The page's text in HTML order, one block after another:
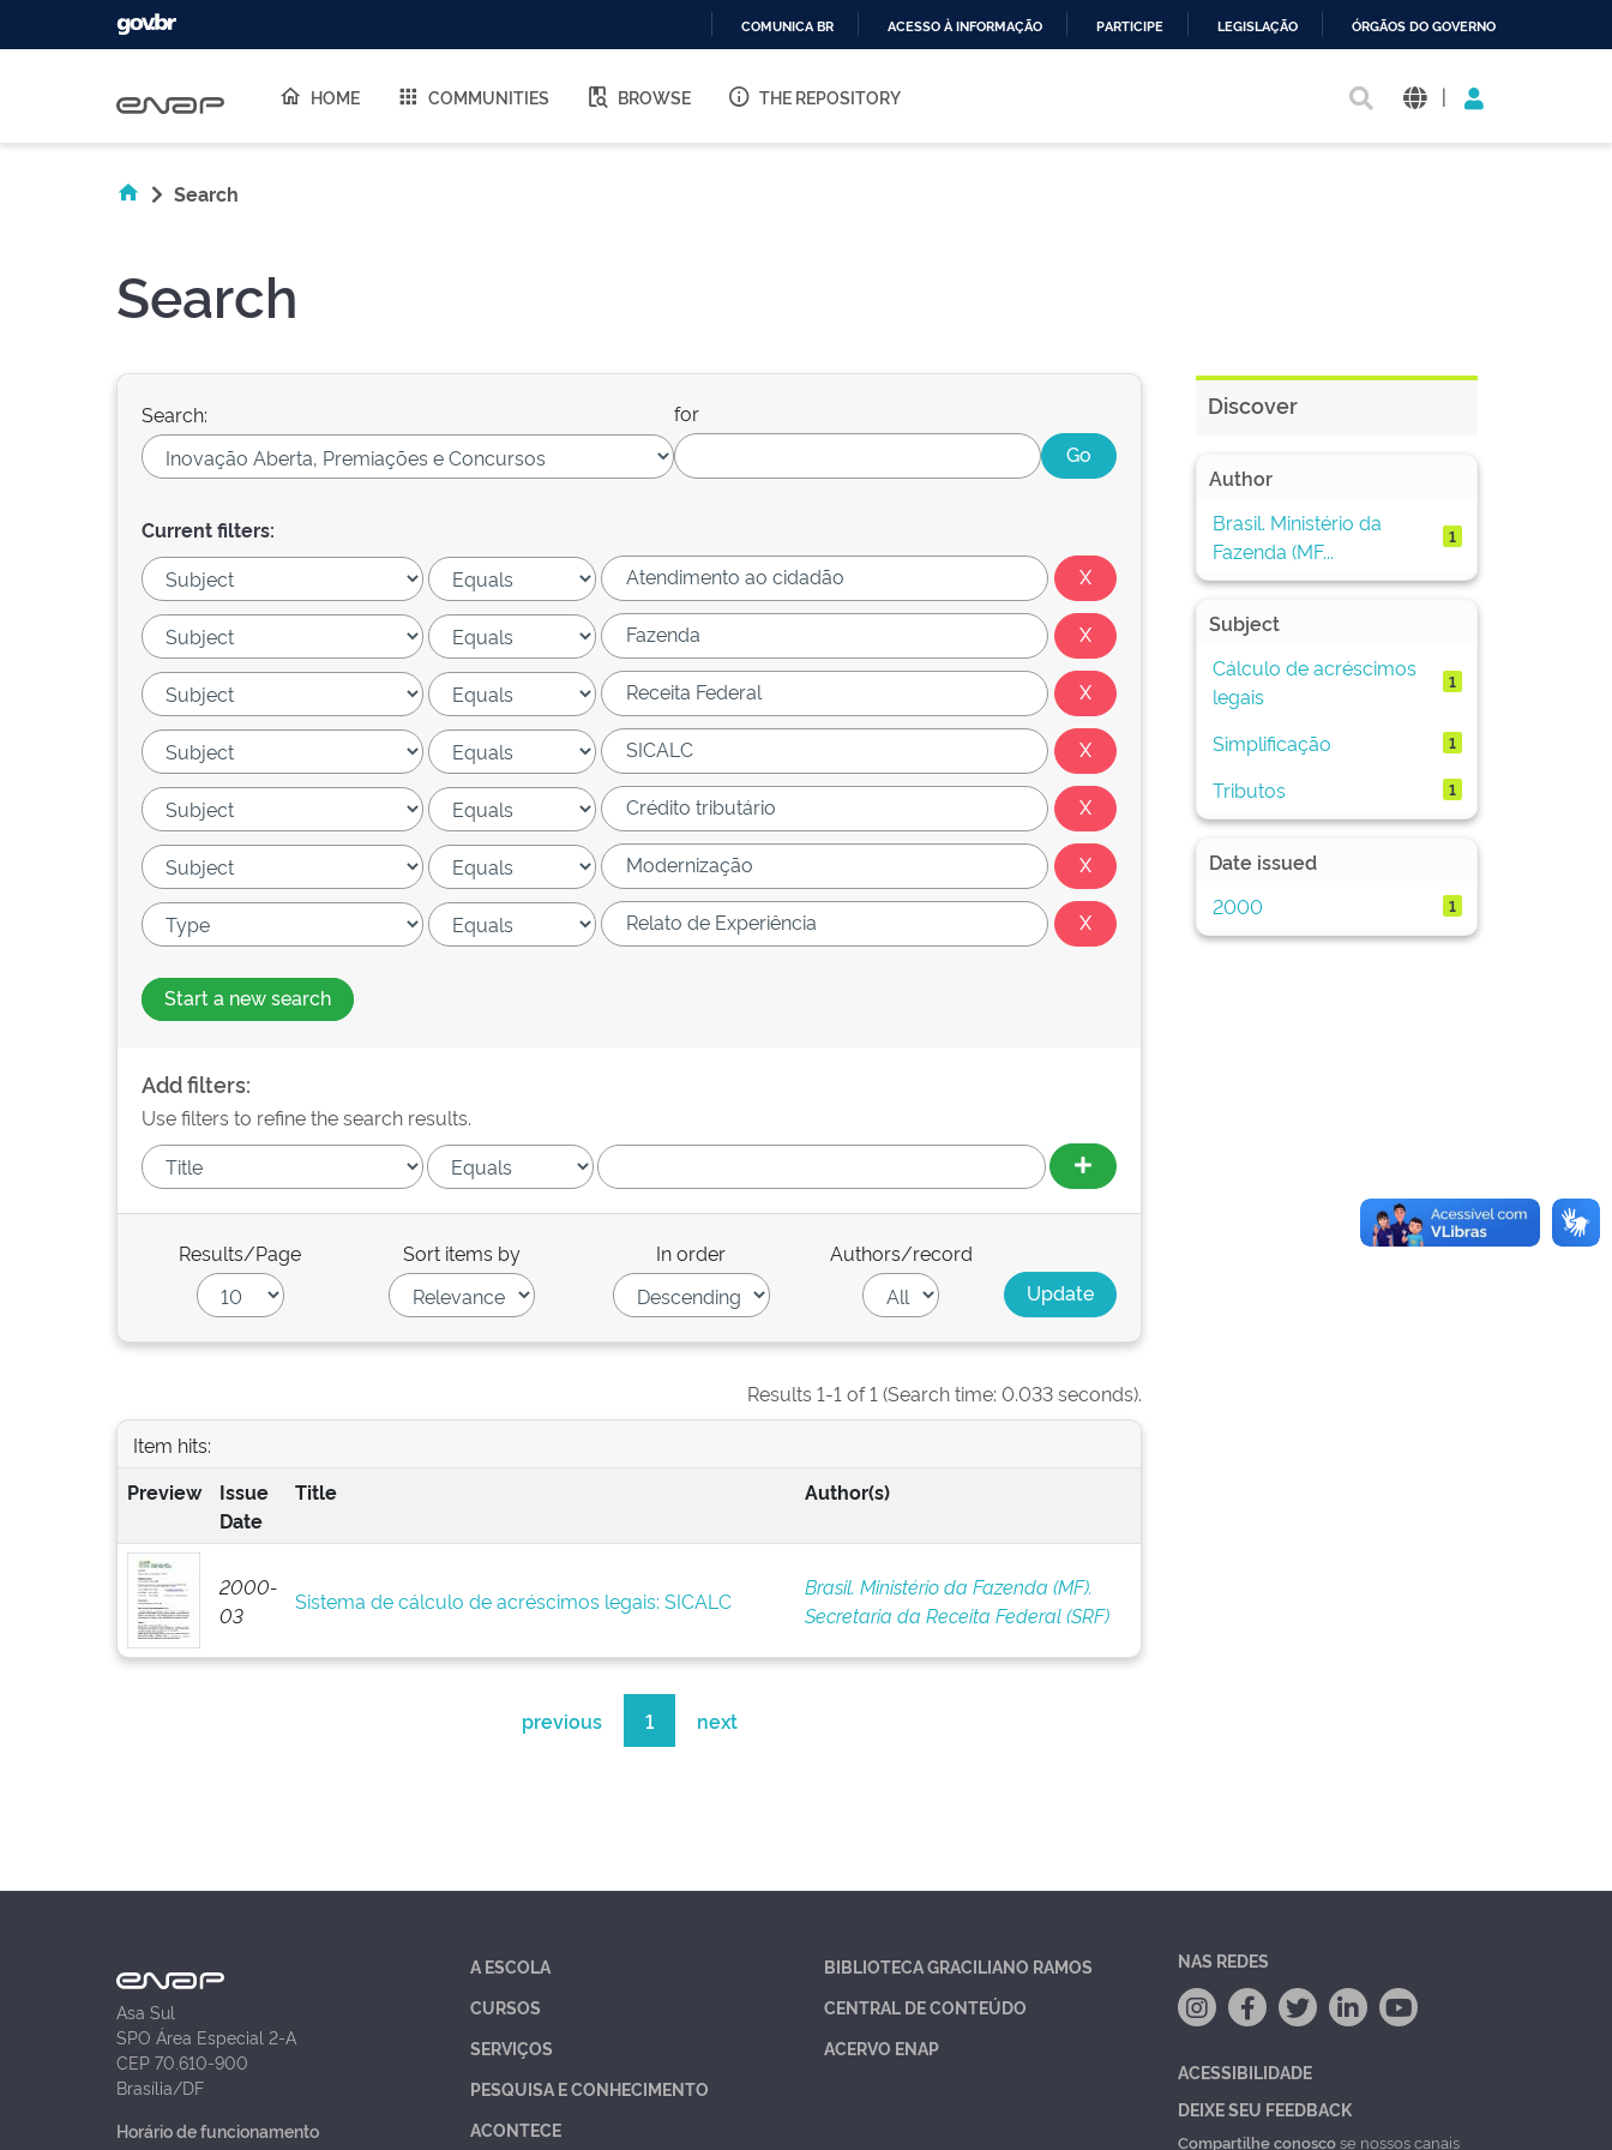
O
COMUNICA BR ACESSO À INFORMAÇÃO PARTICIPE LEGISLAÇÃO ÓRGÃOS DO GOVERNO
HOME COMMUNITIES BROWSE THE REPOSITORY |
Search
Search
Search: for
Current filters:
Start a new search
Add filters:
Use filters to refine the search results.
Results/Page Sort items by In order Authors/record
Results 1-1 of 1 (Search time: 0.033 seconds).
Item hits:
Preview
Issue
Date
Title Author(s)
2000-
03
Sistema de cálculo de acréscimos legais: SICALC
Brasil. Ministério da Fazenda (MF).
Secretaria da Receita Federal (SRF)
previous 1 next
Discover
Author
Brasil. Ministério da
Fazenda (MF...
1
Subject
Cálculo de acréscimos
legais
1
Simplificação 1
Tributos 1
Date issued
2000
1
Asa Sul
SPO Área Especial 2-A
CEP 70.610-900
Brasília/DF
Horário de funcionamento
A ESCOLA
CURSOS
SERVIÇOS
PESQUISA E CONHECIMENTO
ACONTECE
BIBLIOTECA GRACILIANO RAMOS
CENTRAL DE CONTEÚDO
ACERVO ENAP
NAS REDES
ACESSIBILIDADE
DEIXE SEU FEEDBACK
Compartilhe conoscose nossos canais